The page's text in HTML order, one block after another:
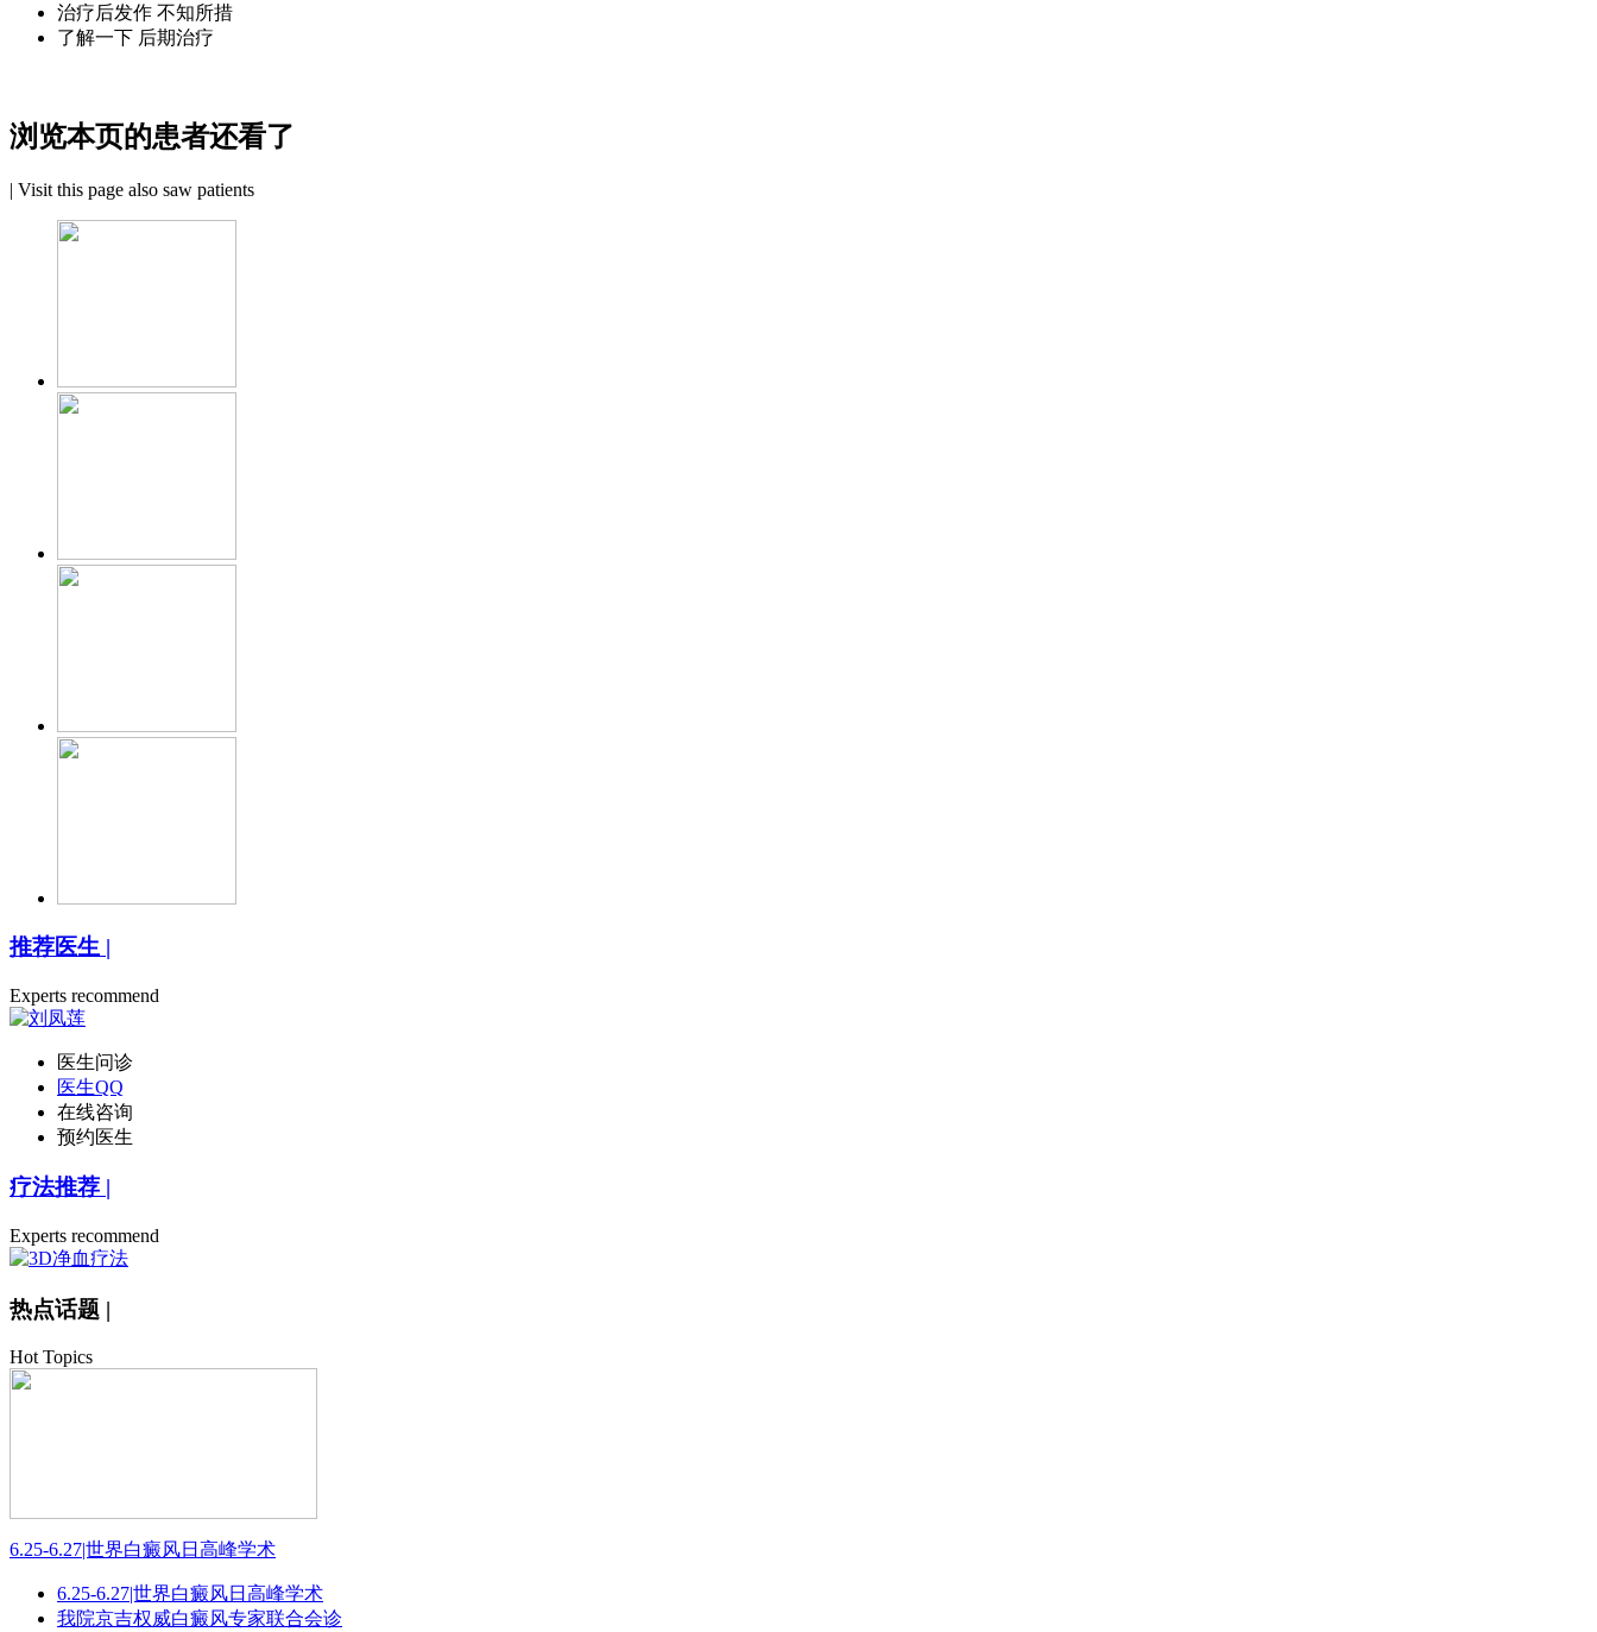
治疗后发作 不知所措
了解一下 后期治疗
浏览本页的患者还看了
| Visit this page also saw patients
推荐医生 |
Experts recommend
医生问诊
医生QQ
在线咨询
预约医生
疗法推荐 |
Experts recommend
热点话题 |
Hot Topics
6.25-6.27|世界白癜风日高峰学术
6.25-6.27|世界白癜风日高峰学术
我院京吉权威白癜风专家联合会诊